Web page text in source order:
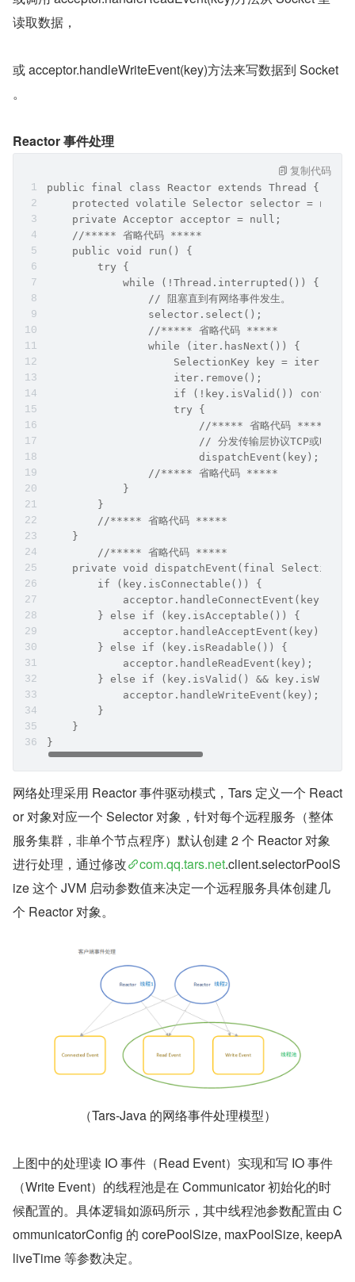
读取数据，
或 acceptor.handleWriteEvent(key)方法来写数据到 Socket
。
Reactor 事件处理
public final class Reactor extends Thread {
    protected volatile Selector selector = null;
    private Acceptor acceptor = null;
    //***** 省略代码 *****
    public void run() {
        try {
            while (!Thread.interrupted()) {
                // 阻塞直到有网络事件发生。
                selector.select();
                //***** 省略代码 *****
                while (iter.hasNext()) {
SelectionKey key =
                    iter.remove();
if (!key.isValid())
                    try {
                        //***** 省略代码 *****
// 分发传输层协议TCP或UDP网
                        dispatchEvent(key);
                //***** 省略代码 *****
            }
        }
        //***** 省略代码 *****
    }
        //***** 省略代码 *****
private void dispatchEvent(final
        if (key.isConnectable()) {
            acceptor.handleConnectEvent(key);
        } else if (key.isAcceptable()) {
            acceptor.handleAcceptEvent(key);
        } else if (key.isReadable()) {
            acceptor.handleReadEvent(key);
} else if (key.isValid() &&
            acceptor.handleWriteEvent(key);
        }
    }
}
复制代码
网络处理采用 Reactor 事件驱动模式，Tars 定义一个 React
or 对象对应一个 Selector 对象，针对每个远程服务（整体
服务集群，非单个节点程序）默认创建 2 个 Reactor 对象
进行处理，通过修改
com.qq.tars.net.client.selectorPoolS
ize 这个 JVM 启动参数值来决定一个远程服务具体创建几
个 Reactor 对象。
（Tars-Java 的网络事件处理模型）
上图中的处理读 IO 事件（Read Event）实现和写 IO 事件
（Write Event）的线程池是在 Communicator 初始化的时
候配置的。具体逻辑如源码所示，其中线程池参数配置由 C
ommunicatorConfig 的 corePoolSize, maxPoolSize, keepA
liveTime 等参数决定。